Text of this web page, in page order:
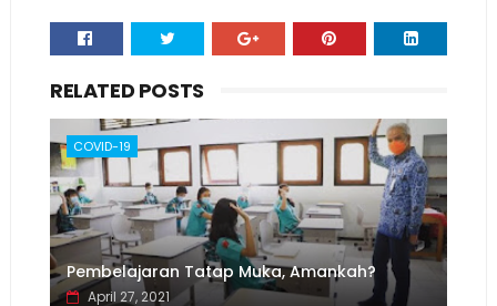
RELATED POSTS
COVID-19
Pembelajaran Tatap Muka, Amankah?
April 27, 2021